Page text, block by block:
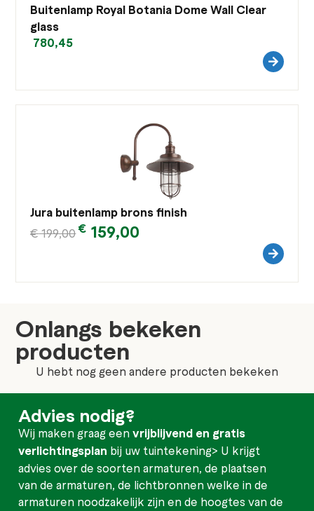
Buitenlamp Royal Botania Dome Wall Clear
glass
780,45
Jura buitenlamp brons finish
€199,00€ 159,00
Onlangs bekeken
producten
U hebt nog geen andere producten bekeken
Advies nodig?
Wij maken graag eenvrijblijvend en gratis
verlichtingsplan bij uw tuintekening> U krijgt
advies over de soorten armaturen, de plaatsen
van de armaturen, de lichtbronnen welke in de
armaturen noodzakelijk zijn en de hoogtes van de